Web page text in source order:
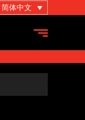
简体中文